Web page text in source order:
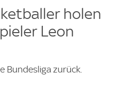
holen
Leon
Bundesliga zurück.